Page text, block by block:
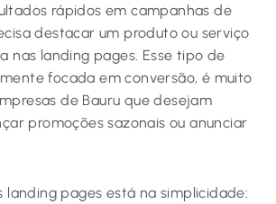
rápidos em campanhas de
destacar um produto ou serviço
nas landing pages. Esse tipo de
focada em conversão, é muito
de Bauru que desejam
promoções sazonais ou anunciar
landing pages está na simplicidade: